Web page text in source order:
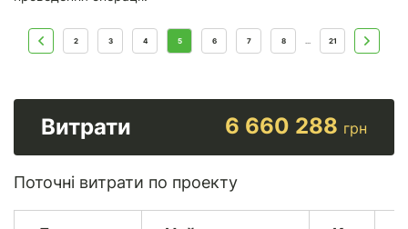
2 3 4 5 6 7 8 ... 21
Витрати 6 660 288 грн
Поточні витрати по проекту